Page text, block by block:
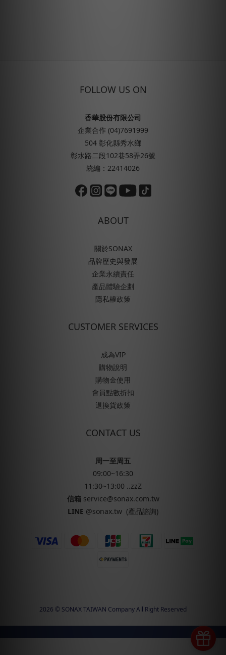
FOLLOW US ON
香華股份有限公司
企業合作 (04)7691999
504 彰化縣秀水鄉
彰水路二段102巷58弄26號
統編：22414026
ABOUT
關於SONAX
品牌歷史與發展
企業永續責任
產品體驗企劃
隱私權政策
CUSTOMER SERVICES
成為VIP
購物說明
購物金使用
會員點數折扣
退換貨政策
CONTACT US
周一至周五
09:00~16:30
11:30~13:00 ..zzZ
信箱service@sonax.com.tw
LINE @sonax.tw (產品諮詢)
2026 © SONAX TAIWAN Company All Right Reserved